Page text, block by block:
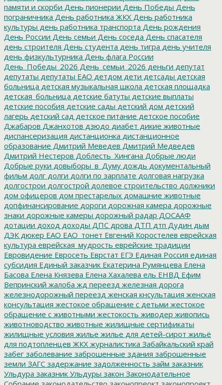
памяти и скорби День пионерии День Победы День
пограничника День работника ЖКХ День работника
культуры день работника транспорта День рождения
День России День семьи День соседа День спасателя
день строителя День студента день тигра день учителя
день физкультурника День флага России
День_Победы_2026 День_семьи_2026 деньги депутат
депутаты депутаты ЕАО детдом дети детсады детская
больница детская музыкальная школа детская площадка
детская_больница детские батуты детские выплаты
детские пособия детские сады детский дом детский
лагерь детский сад детское питание детское пособие
Джабаров Джанхотов дзюдо диабет дикие животные
диспансеризация дистанционка дистанционное
образование Дмитрий Меведев Дмитрий Медведев
Дмитрий Нестеров Доблесть_Хингана Добрые люди
Добрые руки довыборы_в_Думу дождь документальный
фильм долг долги долги по зарплате долговая нагрузка
долгострои долгострой долевое строительство должники
дом офицеров дом престарелых домашние животные
допфинансирование дороги дорожная камера дорожные
знаки дорожные камеры дорожный радар ДОСААФ
дотации доход доходы ДПС дрова ДТП дтп Дудин дым
ДЭК дюкер ЕАО ЕАО_тонет Евгений Коростелев еврейская
культура еврейская_мудрость еврейские традиции
Евровидение Евросеть Еврстат ЕГЭ Единая Россия единая
субсидия Единый заказчик Екатерина Румянцева Елена
Басова Елена Князева Елена Хахалева ель ЕНВД Ефим
Вепринский жалоба жд переезд железная дорога
железнодорожный переезд женская кнсультация женская
консультация жестокое обращение с детьми жестокое
обращение с животными жестокость живодер живопись
животноводство животные жилищные сертификаты
жилищные условия жилье жилье для детей-сирот жильё
для подтопленцев ЖКХ журналистика Забайкальский край
забег заболевание заброшенные здания заброшенные
земли ЗАГС задержание задолженность займ заказник
Ульдура заказник Ульдуры закон Законодательное